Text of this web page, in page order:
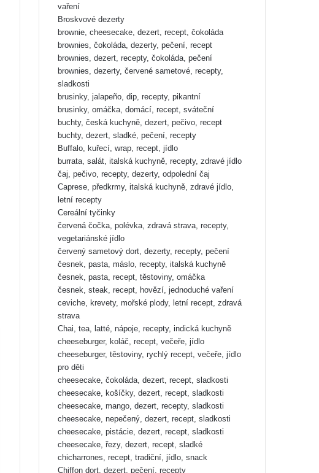
vaření
Broskvové dezerty
brownie, cheesecake, dezert, recept, čokoláda
brownies, čokoláda, dezerty, pečení, recept
brownies, dezert, recepty, čokoláda, pečení
brownies, dezerty, červené sametové, recepty,
sladkosti
brusinky, jalapeño, dip, recepty, pikantní
brusinky, omáčka, domácí, recept, sváteční
buchty, česká kuchyně, dezert, pečivo, recept
buchty, dezert, sladké, pečení, recepty
Buffalo, kuřecí, wrap, recept, jídlo
burrata, salát, italská kuchyně, recepty, zdravé jídlo
čaj, pečivo, recepty, dezerty, odpolední čaj
Caprese, předkrmy, italská kuchyně, zdravé jídlo,
letní recepty
Cereální tyčinky
červená čočka, polévka, zdravá strava, recepty,
vegetariánské jídlo
červený sametový dort, dezerty, recepty, pečení
česnek, pasta, máslo, recepty, italská kuchyně
česnek, pasta, recept, těstoviny, omáčka
česnek, steak, recept, hovězí, jednoduché vaření
ceviche, krevety, mořské plody, letní recept, zdravá
strava
Chai, tea, latté, nápoje, recepty, indická kuchyně
cheeseburger, koláč, recept, večeře, jídlo
cheeseburger, těstoviny, rychlý recept, večeře, jídlo
pro děti
cheesecake, čokoláda, dezert, recept, sladkosti
cheesecake, košíčky, dezert, recept, sladkosti
cheesecake, mango, dezert, recepty, sladkosti
cheesecake, nepečený, dezert, recept, sladkosti
cheesecake, pistácie, dezert, recept, sladkosti
cheesecake, řezy, dezert, recept, sladké
chicharrones, recept, tradiční, jídlo, snack
Chiffon dort, dezert, pečení, recepty